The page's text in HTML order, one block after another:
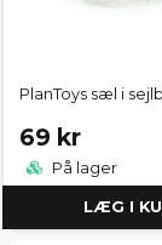
PlanToys sæl i
69 kr
På lager
LÆG I